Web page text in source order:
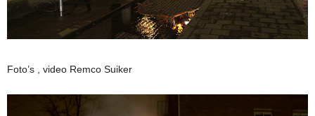
Foto’s , video Remco Suiker